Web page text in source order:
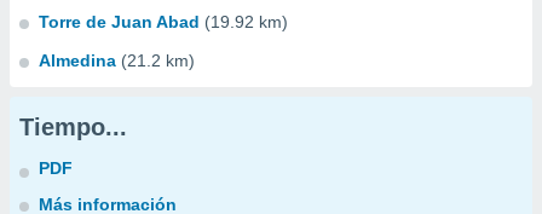
Torre de Juan Abad (19.92 km)
Almedina (21.2 km)
Tiempo...
PDF
Más información